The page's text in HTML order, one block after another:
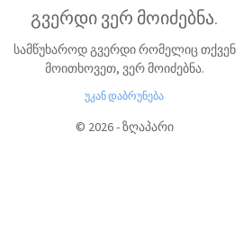
გვერდი ვერ მოიძებნა.
სამწუხაროდ გვერდი რომელიც თქვენ
მოითხოვეთ, ვერ მოიძებნა.
უკან დაბრუნება
© 2026-ზღაპარი